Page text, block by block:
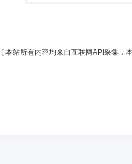
( 本站所有内容均来自互联网API采集，